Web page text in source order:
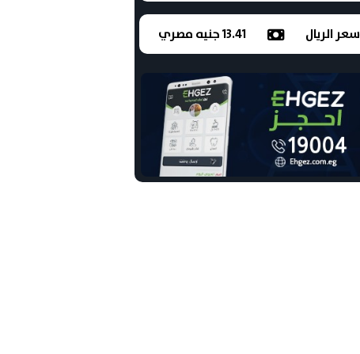
سعر الريال 13.41 جنيه مصري